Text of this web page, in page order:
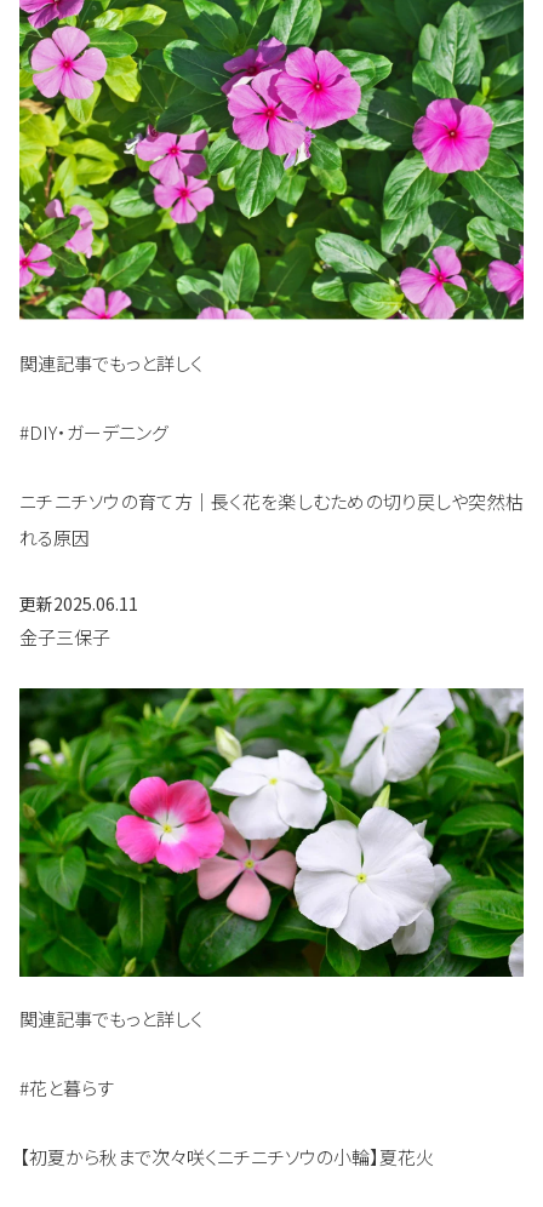
関連記事でもっと詳しく
#DIY・ガーデニング
ニチニチソウの育て方｜長く花を楽しむための切り戻しや突然枯
れる原因
更新2025.06.11
金子三保子
関連記事でもっと詳しく
#花と暮らす
【初夏から秋まで次々咲くニチニチソウの小輪】夏花火